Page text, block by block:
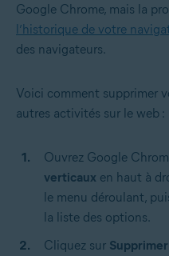
Google Chrome, mais la
l’historique de votre
des navigateurs.
Voici comment supprimer
autres activités sur le web :
Ouvrez Google
verticaux en haut à
le menu déroulant,
la liste des options.
Cliquez sur